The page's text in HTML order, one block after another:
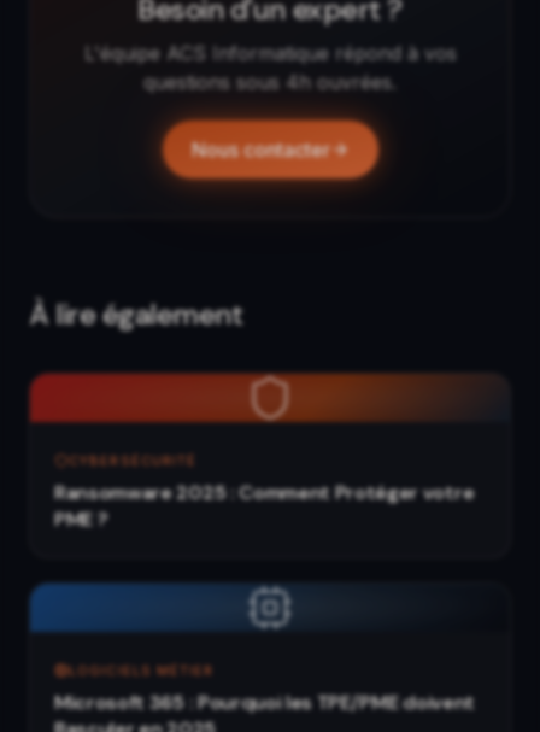
Besoin d'un expert ?
L'équipe ACS Informatique répond à vos
questions sous 4h ouvrées.
Nous contacter
À lire également
CYBERSÉCURITÉ
Ransomware 2025 : Comment Protéger votre
PME ?
LOGICIELS MÉTIER
Microsoft 365 : Pourquoi les TPE/PME doivent